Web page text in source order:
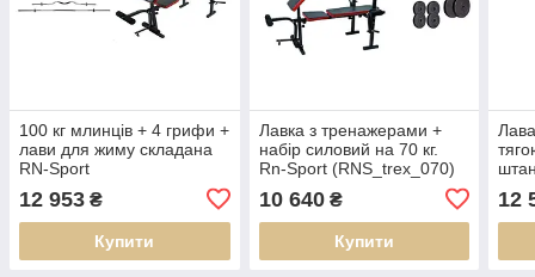
100 кг млинців + 4 грифи +
лави для жиму складана
RN-Sport
12 953 ₴
Купити
Лавка з тренажерами +
набір силовий на 70 кг.
Rn-Sport (RNS_trex_070)
10 640₴
Купити
12